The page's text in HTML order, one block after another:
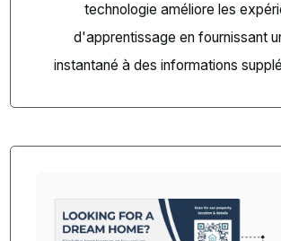
technologie améliore les
d'apprentissage en fournissant
instantané à des informations